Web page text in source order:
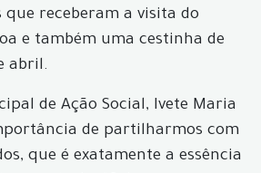
que receberam a visita do
e também uma cestinha de
abril.
de Ação Social, Ivete Maria
de partilharmos com
que é exatamente a essência